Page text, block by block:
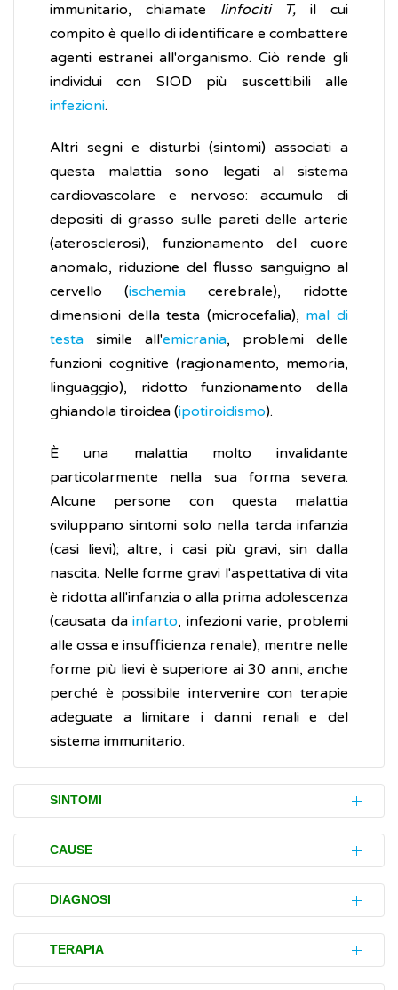
immunitario, chiamate linfociti T, il cui
compito è quello di identificare e combattere
agenti estranei all'organismo. Ciò rende gli
individui con SIOD più suscettibili alle
infezioni.
Altri segni e disturbi (sintomi) associati a
questa malattia sono legati al sistema
cardiovascolare e nervoso: accumulo di
depositi di grasso sulle pareti delle arterie
(aterosclerosi), funzionamento del cuore
anomalo, riduzione del flusso sanguigno al
cervello (ischemia cerebrale), ridotte
dimensioni della testa (microcefalia), mal di
testa simile all'emicrania, problemi delle
funzioni cognitive (ragionamento, memoria,
linguaggio), ridotto funzionamento della
ghiandola tiroidea (ipotiroidismo).
È una malattia molto invalidante
particolarmente nella sua forma severa.
Alcune persone con questa malattia
sviluppano sintomi solo nella tarda infanzia
(casi lievi); altre, i casi più gravi, sin dalla
nascita. Nelle forme gravi l'aspettativa di vita
è ridotta all'infanzia o alla prima adolescenza
(causata dainfarto, infezioni varie, problemi
alle ossa e insufficienza renale), mentre nelle
forme più lievi è superiore ai 30 anni, anche
perché è possibile intervenire con terapie
adeguate a limitare i danni renali e del
sistema immunitario.
SINTOMI
La displasia immuno-ossea di Schimke
(SIOD) è una malattia che colpisce diverse
aree del corpo.
Sistema scheletrico con effetti sulla
CAUSE
La displasia immuno-ossea di Schimke
(SIOD) è dovuta allamutazionidi un gene,
chiamato
cromosoma 2. Esso contiene le informazioni
DIAGNOSI
L'accertamento della malattia (diagnosi) si
basa sugli esami clinici, del sangue e
TERAPIA